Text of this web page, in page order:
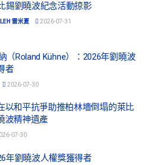
錫劉曉波紀念活動掠影
雷米夏 2026-07-31
（Roland Kühne）：2026年劉曉波
者
2026-07-30
以和平抗爭助推柏林墻倒塌的萊比
波精神遺產
07-30
年劉曉波人權獎獲得者